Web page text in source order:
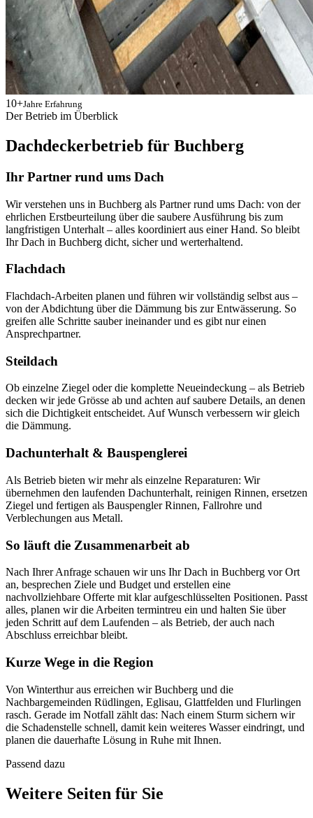
10+Jahre Erfahrung
Der Betrieb im Überblick
Dachdeckerbetrieb für Buchberg
Ihr Partner rund ums Dach
Wir verstehen uns in Buchberg als Partner rund ums Dach: von der
ehrlichen Erstbeurteilung über die saubere Ausführung bis zum
langfristigen Unterhalt – alles koordiniert aus einer Hand. So bleibt
Ihr Dach in Buchberg dicht, sicher und werterhaltend.
Flachdach
Flachdach-Arbeiten planen und führen wir vollständig selbst aus –
von der Abdichtung über die Dämmung bis zur Entwässerung. So
greifen alle Schritte sauber ineinander und es gibt nur einen
Ansprechpartner.
Steildach
Ob einzelne Ziegel oder die komplette Neueindeckung – als Betrieb
decken wir jede Grösse ab und achten auf saubere Details, an denen
sich die Dichtigkeit entscheidet. Auf Wunsch verbessern wir gleich
die Dämmung.
Dachunterhalt & Bauspenglerei
Als Betrieb bieten wir mehr als einzelne Reparaturen: Wir
übernehmen den laufenden Dachunterhalt, reinigen Rinnen, ersetzen
Ziegel und fertigen als Bauspengler Rinnen, Fallrohre und
Verblechungen aus Metall.
So läuft die Zusammenarbeit ab
Nach Ihrer Anfrage schauen wir uns Ihr Dach in Buchberg vor Ort
an, besprechen Ziele und Budget und erstellen eine
nachvollziehbare Offerte mit klar aufgeschlüsselten Positionen. Passt
alles, planen wir die Arbeiten termintreu ein und halten Sie über
jeden Schritt auf dem Laufenden – als Betrieb, der auch nach
Abschluss erreichbar bleibt.
Kurze Wege in die Region
Von Winterthur aus erreichen wir Buchberg und die
Nachbargemeinden Rüdlingen, Eglisau, Glattfelden und Flurlingen
rasch. Gerade im Notfall zählt das: Nach einem Sturm sichern wir
die Schadenstelle schnell, damit kein weiteres Wasser eindringt, und
planen die dauerhafte Lösung in Ruhe mit Ihnen.
Passend dazu
Weitere Seiten für Sie